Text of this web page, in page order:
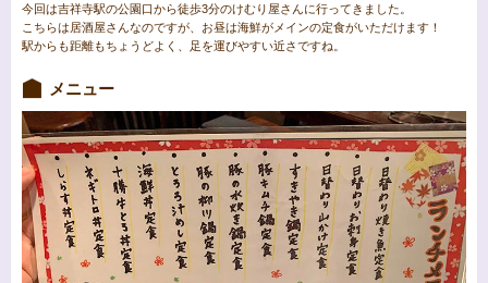
今回は吉祥寺駅の公園口から徒歩3分のけむり屋さんに行ってきました。
こちらは居酒屋さんなのですが、 お昼は海鮮がメインの定食がいただけます！
駅からも距離もちょうどよく、足を運びやすい近さですね。
メニュー